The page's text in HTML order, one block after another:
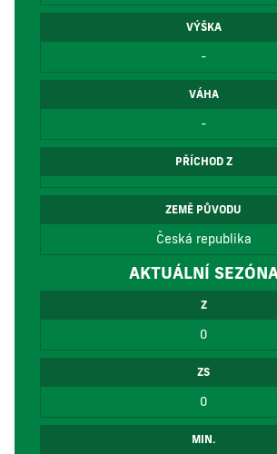
VÝŠKA
-
VÁHA
-
PŘÍCHOD Z
ZEMĚ PŮVODU
Česká republika
AKTUÁLNÍ
Z
0
ZS
0
MIN.